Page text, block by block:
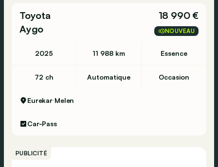
Toyota
Aygo
18 990 €
NOUVEAU
2025 11 988 km Essence
72 ch Automatique Occasion
Eurekar Melen
Car-Pass
PUBLICITÉ